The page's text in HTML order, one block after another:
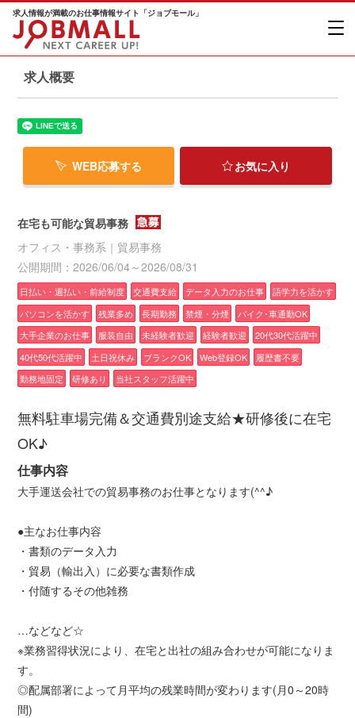
求人情報が満載のお仕事情報サイト「ジョブモール」
求人概要
WEB応募する お気に入り
在宅も可能な貿易事務
オフィス・事務系｜貿易事務
公開期間：2026/06/04～2026/08/31
日払い・週払い・前給制度 交通費支給 データ入力のお仕事
語学力を活かす
パソコンを活かす
残業多め 長期勤務 禁煙・分煙
バイク･車通勤OK
大手企業のお仕事
服装自由 未経験者歓迎 経験者歓迎
20代30代活躍中
40代50代活躍中
土日祝休み ブランクOK Web登録OK
履歴書不要
勤務地固定
研修あり 当社スタッフ活躍中
無料駐車場完備＆交通費別途支給★研修後に在宅
OK♪
仕事内容
大手運送会社での貿易事務のお仕事となります(^^♪
●主なお仕事内容
・書類のデータ入力
・貿易（輸出入）に必要な書類作成
・付随するその他雑務
…などなど☆
※業務習得状況により、在宅と出社の組み合わせが可能になりま
す。
◎配属部署によって月平均の残業時間が変わります(月0～20時
間)